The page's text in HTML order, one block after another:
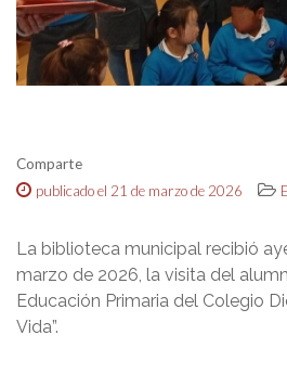
Comparte
publicado el 21 de marzo de 2026
La biblioteca municipal recibió
marzo de 2026, la visita del
Educación Primaria del Colegio
Vida”.